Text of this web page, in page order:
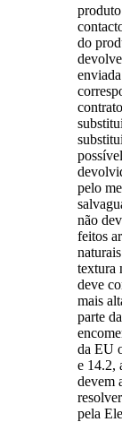
do
pelo
não
feitos
textura
deve
mais
parte
da EU
e 14.2,
devem
pela